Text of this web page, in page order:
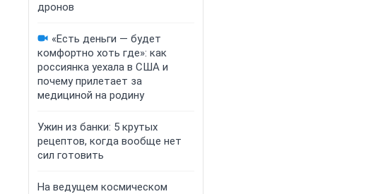
дронов
«Есть деньги — будет
комфортно хоть где»: как
россиянка уехала в США и
почему прилетает за
медициной на родину
Ужин из банки: 5 крутых
рецептов, когда вообще нет
сил готовить
На ведущем космическом